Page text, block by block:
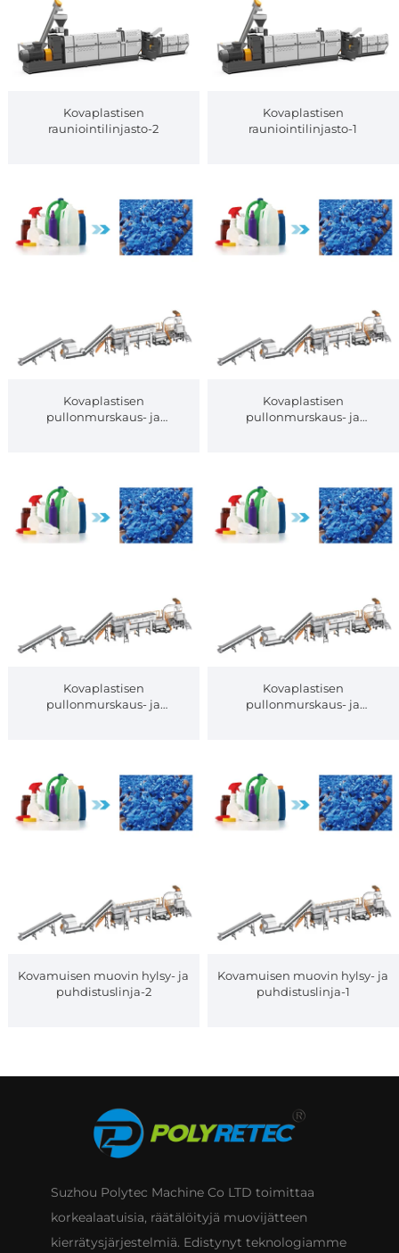
Kovaplastisen
rauniointilinjasto-2
Kovaplastisen
rauniointilinjasto-1
Kovaplastisen
pullonmurskaus- ja
Kovaplastisen
pullonmurskaus- ja
Kovaplastisen
pullonmurskaus- ja
Kovaplastisen
pullonmurskaus- ja
Kovamuisen muovin hylsy- ja
puhdistuslinja-2
Kovamuisen muovin hylsy- ja
puhdistuslinja-1
Suzhou Polytec Machine Co LTD toimittaa
korkealaatuisia, räätälöityjä muovijätteen
kierrätysjärjestelmiä. Edistynyt teknologiamme